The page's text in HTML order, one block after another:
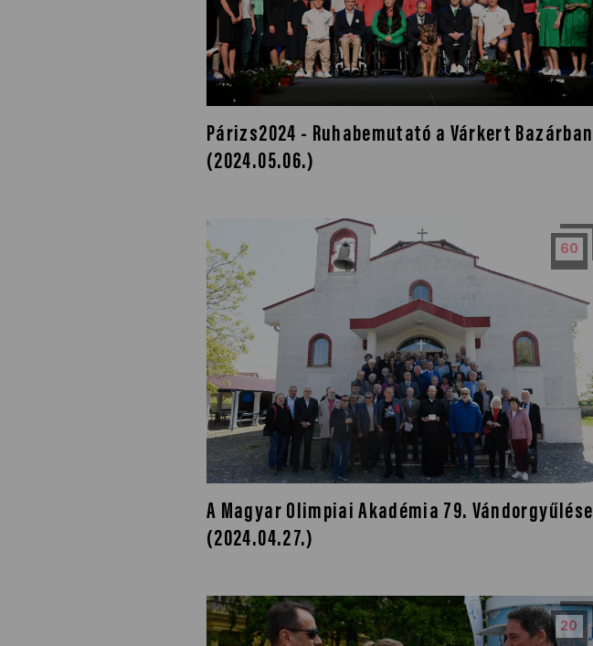
Párizs2024 - Ruhabemutató a Várkert Bazárban
(2024.05.06.)
A Magyar Olimpiai Akadémia 79. Vándorgyűlése
(2024.04.27.)
60
20